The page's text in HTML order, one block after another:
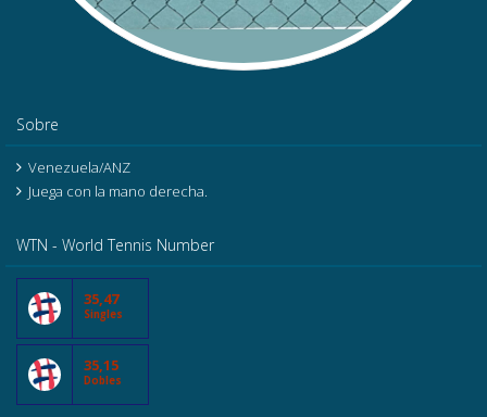
Sobre
Venezuela/ANZ
Juega con la mano derecha.
WTN - World Tennis Number
35,47
Singles
35,15
Dobles